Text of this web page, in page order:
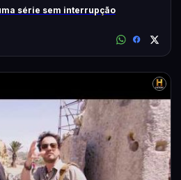
série sem interrupção